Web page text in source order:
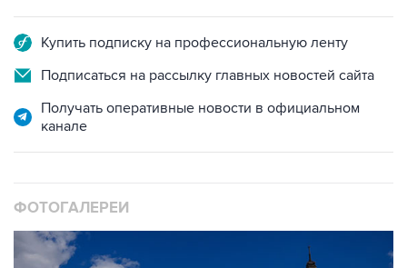
Купить подписку на профессиональную ленту
Подписаться на рассылку главных новостей сайта
Получать оперативные новости в официальном
канале
ФОТОГАЛЕРЕИ